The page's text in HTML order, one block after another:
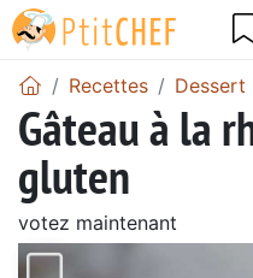
Recettes Dessert
Gâteau à la
gluten
votez maintenant